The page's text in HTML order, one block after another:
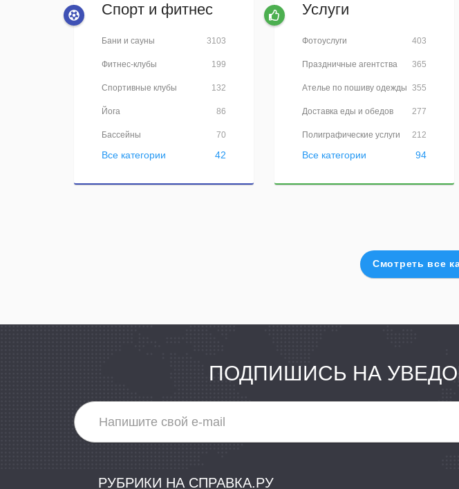
Спорт и фитнес
3103
Бани и сауны
199
Фитнес-клубы
132
Спортивные клубы
86
Йога
70
Бассейны
42
Все категории
Услуги
403
Фотоуслуги
365
Праздничные агентства
355
Ателье по пошиву одежды
277
Доставка еды и обедов
212
Полиграфические услуги
94
Все категории
Смотреть все
ПОДПИШИСЬ НА
РУБРИКИ НА СПРАВКА.РУ